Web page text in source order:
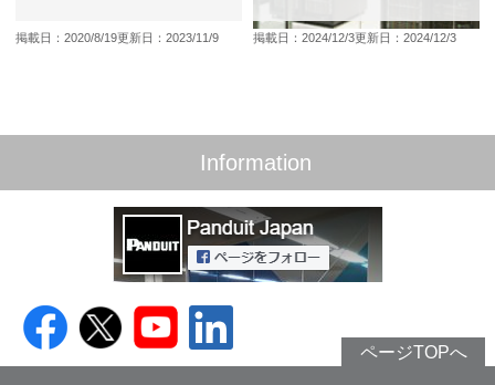
掲載日：2020/8/19更新日：2023/11/9 掲載日：2024/12/3更新日：2024/12/3
Information
ページTOPへ